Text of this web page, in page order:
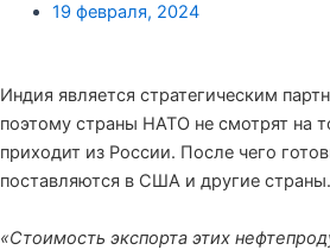
19 февраля, 2024
Индия является стратегическим
поэтому страны НАТО не смотрят на
приходит из России. После чего
поставляются в США и другие страны.
«Стоимость экспорта этих